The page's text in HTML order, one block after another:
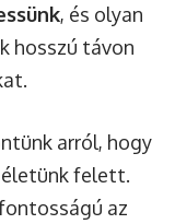
, és olyan
hosszú távon
arról, hogy
felett.
az